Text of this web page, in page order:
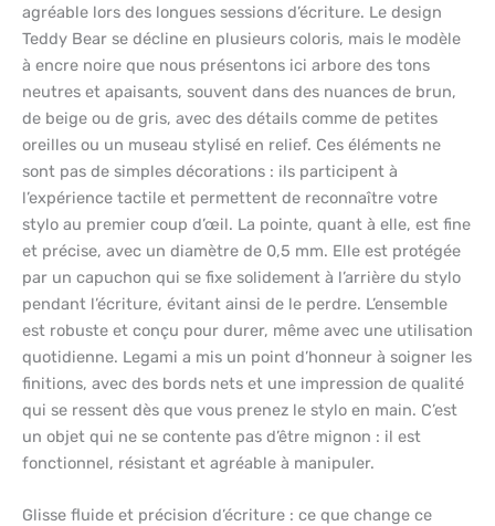
agréable lors des longues sessions d’écriture. Le design
Teddy Bear se décline en plusieurs coloris, mais le modèle
à encre noire que nous présentons ici arbore des tons
neutres et apaisants, souvent dans des nuances de brun,
de beige ou de gris, avec des détails comme de petites
oreilles ou un museau stylisé en relief. Ces éléments ne
sont pas de simples décorations : ils participent à
l’expérience tactile et permettent de reconnaître votre
stylo au premier coup d’œil. La pointe, quant à elle, est fine
et précise, avec un diamètre de 0,5 mm. Elle est protégée
par un capuchon qui se fixe solidement à l’arrière du stylo
pendant l’écriture, évitant ainsi de le perdre. L’ensemble
est robuste et conçu pour durer, même avec une utilisation
quotidienne. Legami a mis un point d’honneur à soigner les
finitions, avec des bords nets et une impression de qualité
qui se ressent dès que vous prenez le stylo en main. C’est
un objet qui ne se contente pas d’être mignon : il est
fonctionnel, résistant et agréable à manipuler.
Glisse fluide et précision d’écriture : ce que change ce